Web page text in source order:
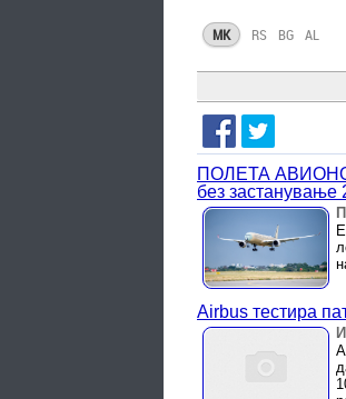
MK RS BG AL
ПОЛЕТА АВИОНОТ
без застанување
Airbus тестира